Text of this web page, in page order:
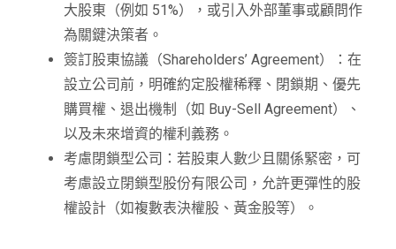
大股東（例如 51%），或引入外部董事或顧問作
為關鍵決策者。
簽訂股東協議（Shareholders’ Agreement）：在
設立公司前，明確約定股權稀釋、閉鎖期、優先
購買權、退出機制（如 Buy-Sell Agreement）、
以及未來增資的權利義務。
考慮閉鎖型公司：若股東人數少且關係緊密，可
考慮設立閉鎖型股份有限公司，允許更彈性的股
權設計（如複數表決權股、黃金股等）。